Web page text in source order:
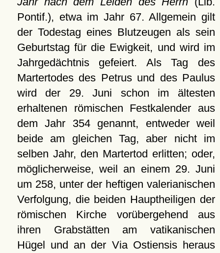
Pontif.), etwa im Jahr 67. Allgemein gilt
der Todestag eines Blutzeugen als sein
Geburtstag für die Ewigkeit, und wird im
Jahrgedächtnis gefeiert. Als Tag des
Martertodes des Petrus und des Paulus
wird der 29. Juni schon im ältesten
erhaltenen römischen Festkalender aus
dem Jahr 354 genannt, entweder weil
beide am gleichen Tag, aber nicht im
selben Jahr, den Martertod erlitten; oder,
möglicherweise, weil an einem 29. Juni
um 258, unter der heftigen valerianischen
Verfolgung, die beiden Hauptheiligen der
römischen Kirche vorübergehend aus
ihren Grabstätten am vatikanischen
Hügel und an der Via Ostiensis heraus